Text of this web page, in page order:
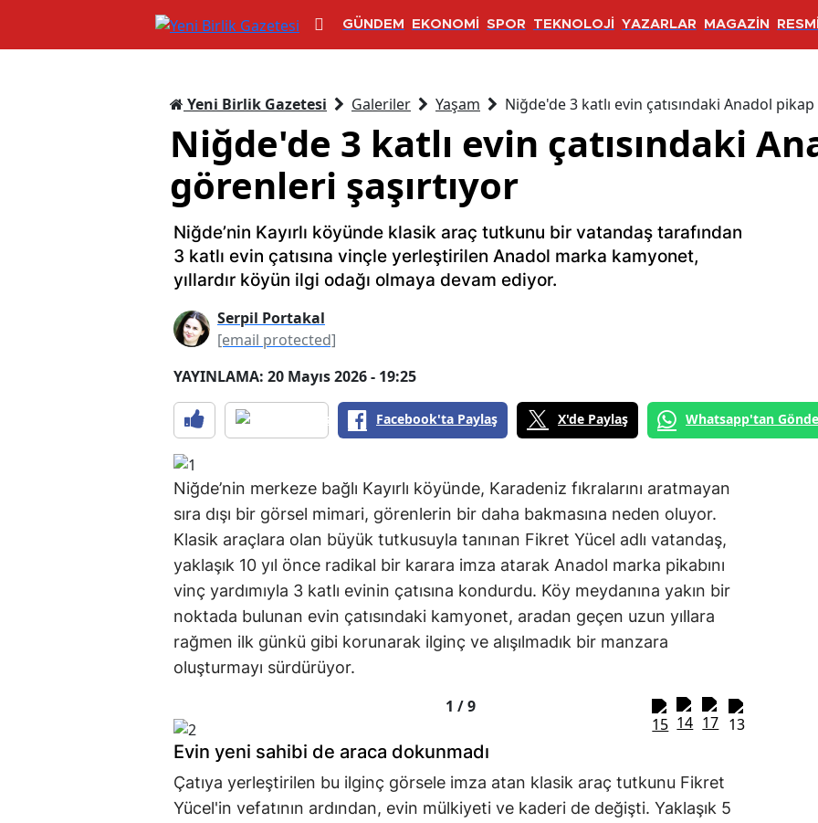
GÜNDEM EKONOMİ SPOR TEKNOLOJİ YAZARLAR MAGAZİN
Yeni Birlik Gazetesi Galeriler Yaşam Niğde'de 3 katlı evin çatısındaki Anadol
Niğde'de 3 katlı evin çatısındaki
görenleri şaşırtıyor
Niğde’nin Kayırlı köyünde klasik araç tutkunu bir vatandaş tarafından
3 katlı evin çatısına vinçle yerleştirilen Anadol marka kamyonet,
yıllardır köyün ilgi odağı olmaya devam ediyor.
Serpil Portakal
[email protected]
YAYINLAMA: 20 Mayıs 2026 - 19:25
Facebook'ta Paylaş X'de Paylaş Whatsapp'tan
Niğde’nin merkeze bağlı Kayırlı köyünde, Karadeniz fıkralarını aratmayan
sıra dışı bir görsel mimari, görenlerin bir daha bakmasına neden oluyor.
Klasik araçlara olan büyük tutkusuyla tanınan Fikret Yücel adlı vatandaş,
yaklaşık 10 yıl önce radikal bir karara imza atarak Anadol marka pikabını
vinç yardımıyla 3 katlı evinin çatısına kondurdu. Köy meydanına yakın bir
noktada bulunan evin çatısındaki kamyonet, aradan geçen uzun yıllara
rağmen ilk günkü gibi korunarak ilginç ve alışılmadık bir manzara
oluşturmayı sürdürüyor.
1 /9
Evin yeni sahibi de araca dokunmadı
Çatıya yerleştirilen bu ilginç görsele imza atan klasik araç tutkunu Fikret
Yücel'in vefatının ardından, evin mülkiyeti ve kaderi de değişti. Yaklaşık 5